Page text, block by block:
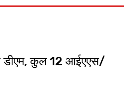
डीएम, कुल 12 आईएएस/